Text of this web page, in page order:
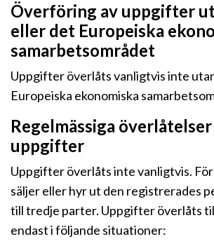
Överföring av uppgifter
eller det Europeiska
samarbetsområdet
Uppgifter överlåts vanligtvis inte
Europeiska ekonomiska
Regelmässiga
uppgifter
Uppgifter överlåts inte vanligtvis.
säljer eller hyr ut den registrerades
till tredje parter. Uppgifter överlåts
endast i följande situationer: